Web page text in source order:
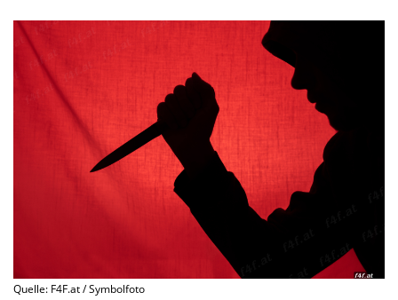
Quelle: F4F.at / Symbolfoto